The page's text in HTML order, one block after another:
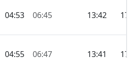
04:53 06:45 13:42
04:55 06:47 13:41